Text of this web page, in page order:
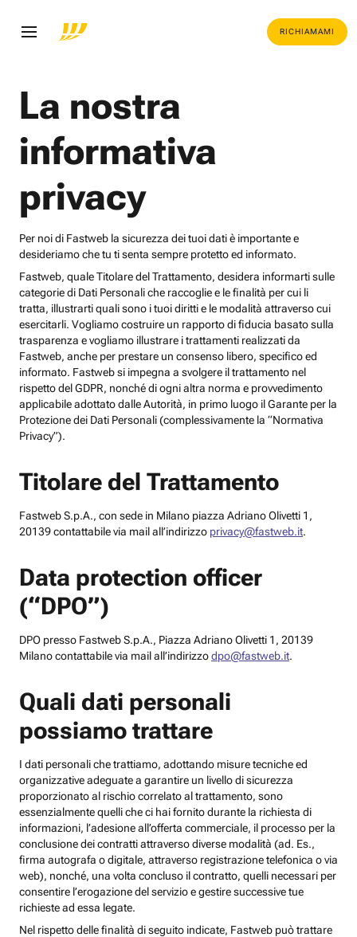
RICHIAMAMI
La nostra
informativa
privacy
Per noi di Fastweb la sicurezza dei tuoi dati è importante e
desideriamo che tu ti senta sempre protetto ed informato.
Fastweb, quale Titolare del Trattamento, desidera informarti sulle
categorie di Dati Personali che raccoglie e le finalità per cui li
tratta, illustrarti quali sono i tuoi diritti e le modalità attraverso cui
esercitarli. Vogliamo costruire un rapporto di fiducia basato sulla
trasparenza e vogliamo illustrare i trattamenti realizzati da
Fastweb, anche per prestare un consenso libero, specifico ed
informato. Fastweb si impegna a svolgere il trattamento nel
rispetto del GDPR, nonché di ogni altra norma e provvedimento
applicabile adottato dalle Autorità, in primo luogo il Garante per la
Protezione dei Dati Personali (complessivamente la “Normativa
Privacy”).
Titolare del Trattamento
Fastweb S.p.A., con sede in Milano piazza Adriano Olivetti 1,
20139 contattabile via mail all’indirizzo privacy@fastweb.it.
Data protection officer
(“DPO”)
DPO presso Fastweb S.p.A., Piazza Adriano Olivetti 1, 20139
Milano contattabile via mail all’indirizzodpo@fastweb.it.
Quali dati personali
possiamo trattare
I dati personali che trattiamo, adottando misure tecniche ed
organizzative adeguate a garantire un livello di sicurezza
proporzionato al rischio correlato al trattamento, sono
essenzialmente quelli che ci hai fornito durante la richiesta di
informazioni, l’adesione all’offerta commerciale, il processo per la
conclusione dei contratti attraverso diverse modalità (ad. Es.,
firma autografa o digitale, attraverso registrazione telefonica o via
web), nonché, una volta concluso il contratto, quelli necessari per
consentire l’erogazione del servizio e gestire successive tue
richieste ad essa legate.
Nel rispetto delle finalità di seguito indicate, Fastweb può trattare